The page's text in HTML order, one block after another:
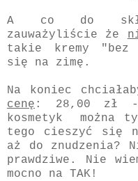
A co do
zauważyliście że
takie kremy "bez
się na zimę.
Na koniec
cenę : 28,00 zł -
kosmetyk można
tego cieszyć się
aż do znudzenia?
prawdziwe. Nie
mocno na TAK!